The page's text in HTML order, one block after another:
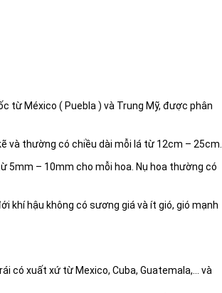
từ México ( Puebla ) và Trung Mỹ, được phân
và thường có chiều dài mỗi lá từ 12cm – 25cm.
5mm – 10mm cho mỗi hoa. Nụ hoa thường có
khí hậu không có sương giá và ít gió, gió mạnh
có xuất xứ từ Mexico, Cuba, Guatemala,… và